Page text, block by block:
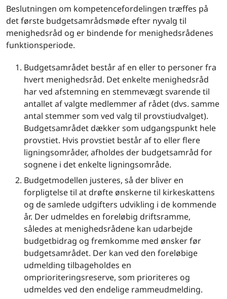
Beslutningen om kompetencefordelingen træffes på
det første budgetsamrådsmøde efter nyvalg til
menighedsråd og er bindende for menighedsrådenes
funktionsperiode.
Budgetsamrådet består af en eller to personer fra
hvert menighedsråd. Det enkelte menighedsråd
har ved afstemning en stemmevægt svarende til
antallet af valgte medlemmer af rådet (dvs. samme
antal stemmer som ved valg til provstiudvalget).
Budgetsamrådet dækker som udgangspunkt hele
provstiet. Hvis provstiet består af to eller flere
ligningsområder, afholdes der budgetsamråd for
sognene i det enkelte ligningsområde.
Budgetmodellen justeres, så der bliver en
forpligtelse til at drøfte ønskerne til kirkeskattens
og de samlede udgifters udvikling i de kommende
år. Der udmeldes en foreløbig driftsramme,
således at menighedsrådene kan udarbejde
budgetbidrag og fremkomme med ønsker før
budgetsamrådet. Der kan ved den foreløbige
udmelding tilbageholdes en
omprioriteringsreserve, som prioriteres og
udmeldes ved den endelige rammeudmelding.